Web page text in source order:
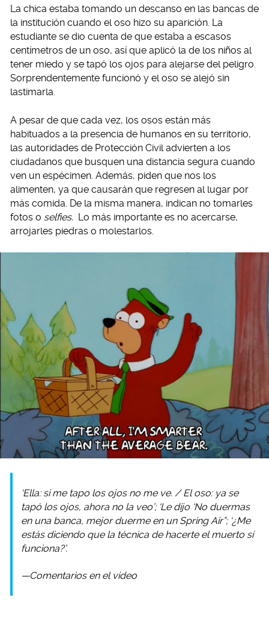
La chica estaba tomando un descanso en las bancas de
la institución cuando el oso hizo su aparición. La
estudiante se dio cuenta de que estaba a escasos
centímetros de un oso, así que aplicó la de los niños al
tener miedo y se tapó los ojos para alejarse del peligro.
Sorprendentemente funcionó y el oso se alejó sin
lastimarla.
A pesar de que cada vez, los osos están más
habituados a la presencia de humanos en su territorio,
las autoridades de Protección Civil advierten a los
ciudadanos que busquen una distancia segura cuando
ven un espécimen. Además, piden que nos los
alimenten, ya que causarán que regresen al lugar por
más comida. De la misma manera, indican no tomarles
fotos o selfies. Lo más importante es no acercarse,
arrojarles piedras o molestarlos.
‘Ella: si me tapo los ojos no me ve. / El oso: ya se
tapó los ojos, ahora no la veo’; ‘Le dijo ‘No duermas
en una banca, mejor duerme en un Spring Air”; ‘¿Me
estás diciendo que la técnica de hacerte el muerto sí
funciona?’.
—Comentarios en el video